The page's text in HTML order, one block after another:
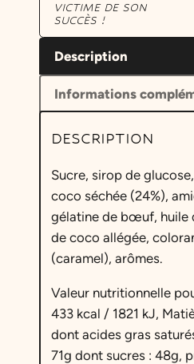
VICTIME DE SON
SUCCÈS !
Description
Informations
DESCRIPTION
Sucre, sirop de
coco séchée (24%),
gélatine de bœuf, huile
de coco allégée,
(caramel), arômes.
Valeur nutritionnelle
433 kcal / 1821 kJ,
dont acides gras
71g dont sucres : 48g,